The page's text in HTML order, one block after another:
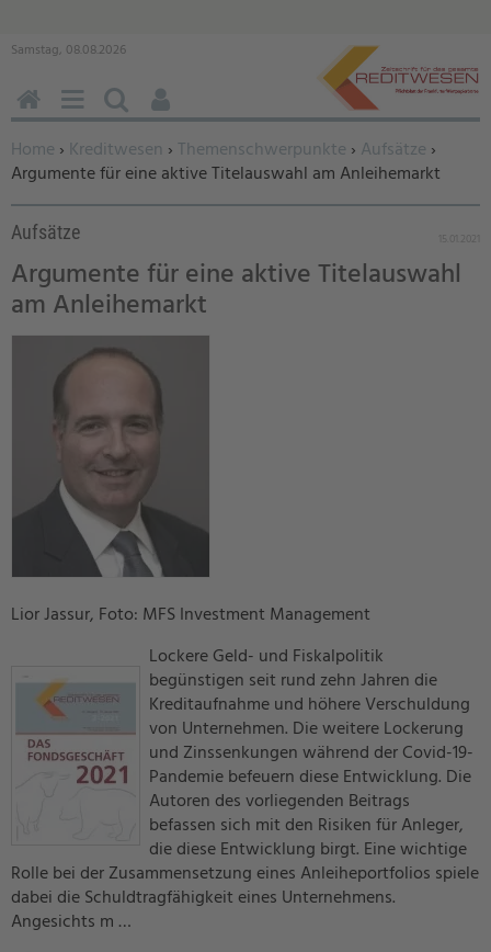
Samstag, 08.08.2026
Sie befinden sich hier:
Home › Kreditwesen › Themenschwerpunkte › Aufsätze ›
Argumente für eine aktive Titelauswahl am Anleihemarkt
Aufsätze
Argumente für eine aktive Titelauswahl
am Anleihemarkt
Lior Jassur, Foto: MFS Investment Management
Lockere Geld- und Fiskalpolitik
begünstigen seit rund zehn Jahren die
Kreditaufnahme und höhere Verschuldung
von Unternehmen. Die weitere Lockerung
und Zinssenkungen während der Covid-19-
Pandemie befeuern diese Entwicklung. Die
Autoren des vorliegenden Beitrags
befassen sich mit den Risiken für Anleger,
die diese Entwicklung birgt. Eine wichtige
Rolle bei der Zusammensetzung eines Anleiheportfolios spiele
dabei die Schuldtragfähigkeit eines Unternehmens.
Angesichts m …
HOMEMENÜSUCHEN
BENUTZERFUNKTIONEN